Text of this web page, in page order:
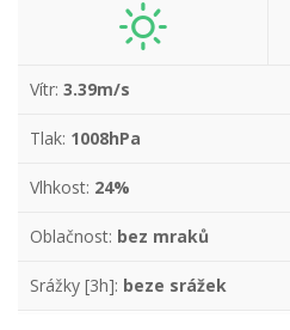
Vítr: 3.39m/s
Tlak: 1008hPa
Vlhkost: 24%
Oblačnost: bez mraků
Srážky [3h]: beze srážek